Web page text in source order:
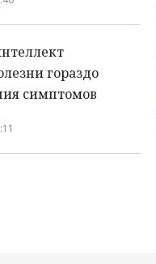
гораздо
симптомов